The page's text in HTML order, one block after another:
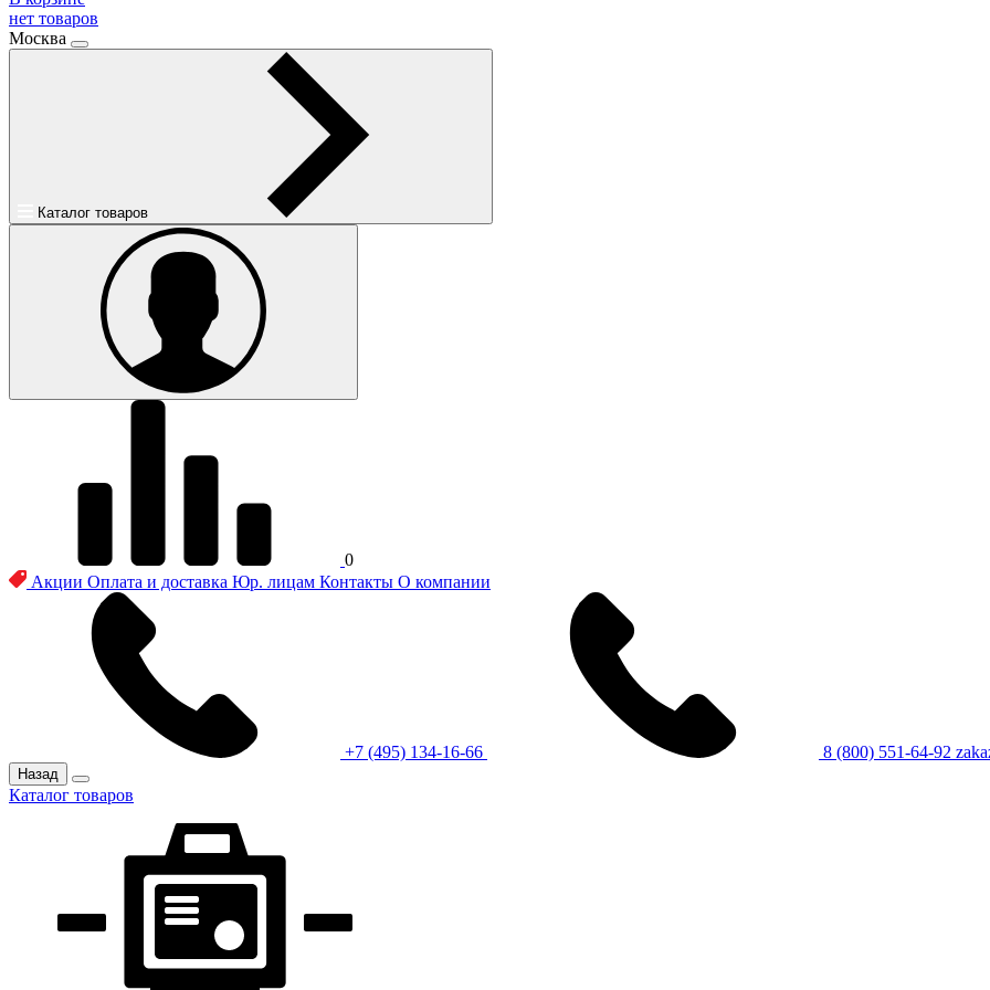
нет товаров
Москва
Каталог товаров
0
Акции Оплата и доставка Юр. лицам Контакты О компании
+7 (495) 134-16-66 8 (800) 551-64-92
Назад
Каталог товаров